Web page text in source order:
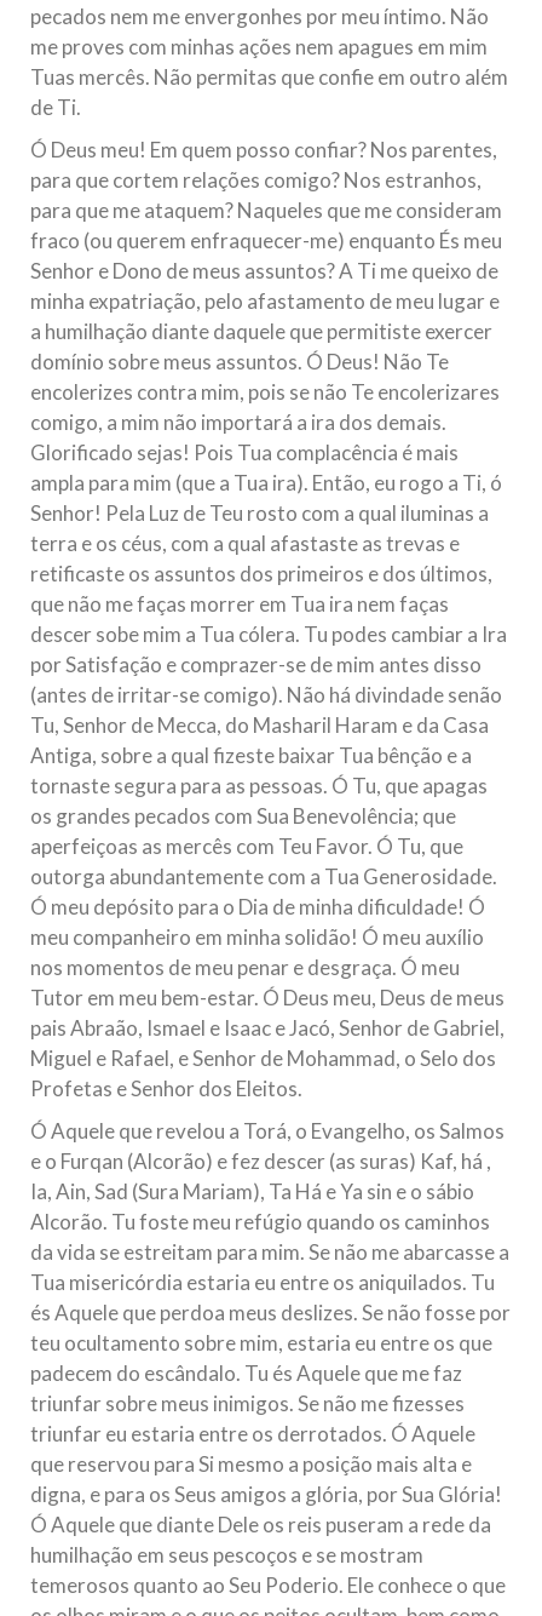
pecados nem me envergonhes por meu íntimo. Não
me proves com minhas ações nem apagues em mim
Tuas mercês. Não permitas que confie em outro além
de Ti.
Ó Deus meu! Em quem posso confiar? Nos parentes,
para que cortem relações comigo? Nos estranhos,
para que me ataquem? Naqueles que me consideram
fraco (ou querem enfraquecer-me) enquanto És meu
Senhor e Dono de meus assuntos? A Ti me queixo de
minha expatriação, pelo afastamento de meu lugar e
a humilhação diante daquele que permitiste exercer
domínio sobre meus assuntos. Ó Deus! Não Te
encolerizes contra mim, pois se não Te encolerizares
comigo, a mim não importará a ira dos demais.
Glorificado sejas! Pois Tua complacência é mais
ampla para mim (que a Tua ira). Então, eu rogo a Ti, ó
Senhor! Pela Luz de Teu rosto com a qual iluminas a
terra e os céus, com a qual afastaste as trevas e
retificaste os assuntos dos primeiros e dos últimos,
que não me faças morrer em Tua ira nem faças
descer sobe mim a Tua cólera. Tu podes cambiar a Ira
por Satisfação e comprazer-se de mim antes disso
(antes de irritar-se comigo). Não há divindade senão
Tu, Senhor de Mecca, do Masharil Haram e da Casa
Antiga, sobre a qual fizeste baixar Tua bênção e a
tornaste segura para as pessoas. Ó Tu, que apagas
os grandes pecados com Sua Benevolência; que
aperfeiçoas as mercês com Teu Favor. Ó Tu, que
outorga abundantemente com a Tua Generosidade.
Ó meu depósito para o Dia de minha dificuldade! Ó
meu companheiro em minha solidão! Ó meu auxílio
nos momentos de meu penar e desgraça. Ó meu
Tutor em meu bem-estar. Ó Deus meu, Deus de meus
pais Abraão, Ismael e Isaac e Jacó, Senhor de Gabriel,
Miguel e Rafael, e Senhor de Mohammad, o Selo dos
Profetas e Senhor dos Eleitos.
Ó Aquele que revelou a Torá, o Evangelho, os Salmos
e o Furqan (Alcorão) e fez descer (as suras) Kaf, há ,
Ia, Ain, Sad (Sura Mariam), Ta Há e Ya sin e o sábio
Alcorão. Tu foste meu refúgio quando os caminhos
da vida se estreitam para mim. Se não me abarcasse a
Tua misericórdia estaria eu entre os aniquilados. Tu
és Aquele que perdoa meus deslizes. Se não fosse por
teu ocultamento sobre mim, estaria eu entre os que
padecem do escândalo. Tu és Aquele que me faz
triunfar sobre meus inimigos. Se não me fizesses
triunfar eu estaria entre os derrotados. Ó Aquele
que reservou para Si mesmo a posição mais alta e
digna, e para os Seus amigos a glória, por Sua Glória!
Ó Aquele que diante Dele os reis puseram a rede da
humilhação em seus pescoços e se mostram
temerosos quanto ao Seu Poderio. Ele conhece o que